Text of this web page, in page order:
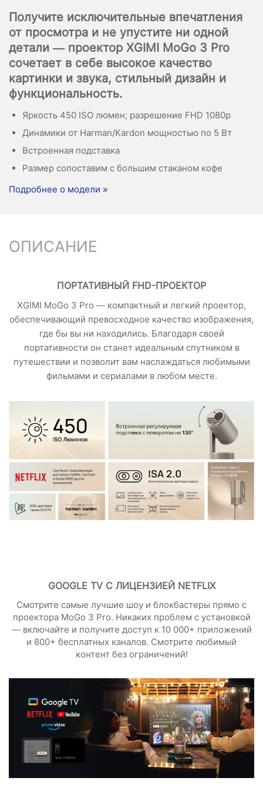
Получите исключительные впечатления
от просмотра и не упустите ни одной
детали — проектор XGIMI MoGo 3 Pro
сочетает в себе высокое качество
картинки и звука, стильный дизайн и
функциональность.
Яркость 450 ISO люмен; разрешение FHD 1080p
Динамики от Harman/Kardon мощностью по 5 Вт
Встроенная подставка
Размер сопоставим с большим стаканом кофе
Подробнее о модели »
ОПИСАНИЕ
ПОРТАТИВНЫЙ FHD-ПРОЕКТОР
XGIMI MoGo 3 Pro — компактный и легкий проектор,
обеспечивающий превосходное качество изображения,
где бы вы ни находились. Благодаря своей
портативности он станет идеальным спутником в
путешествии и позволит вам наслаждаться любимыми
фильмами и сериалами в любом месте.
GOOGLE TV С ЛИЦЕНЗИЕЙ NETFLIX
Смотрите самые лучшие шоу и блокбастеры прямо с
проектора MoGo 3 Pro. Никаких проблем с установкой
— включайте и получите доступ к 10 000+ приложений
и 800+ бесплатных каналов. Смотрите любимый
контент без ограничений!